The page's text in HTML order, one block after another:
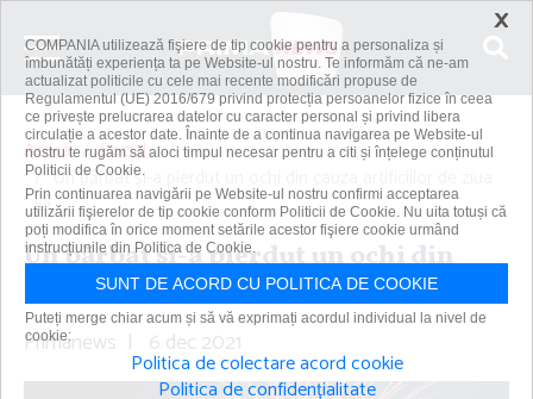
Acasă
Social
Un bărbat şi-a pierdut un ochi din cauza artificiilor de ziua
lui
Un bărbat şi-a pierdut un ochi din
cauza artificiilor de ziua lui
Primanews | 6 dec 2021
×
COMPANIA utilizează fişiere de tip cookie pentru a personaliza și
îmbunătăți experiența ta pe Website-ul nostru. Te informăm că ne-am
actualizat politicile cu cele mai recente modificări propuse de
Regulamentul (UE) 2016/679 privind protecția persoanelor fizice în ceea
ce privește prelucrarea datelor cu caracter personal și privind libera
circulație a acestor date. Înainte de a continua navigarea pe Website-ul
nostru te rugăm să aloci timpul necesar pentru a citi și înțelege conținutul
Politicii de Cookie.
Prin continuarea navigării pe Website-ul nostru confirmi acceptarea
utilizării fişierelor de tip cookie conform Politicii de Cookie. Nu uita totuși că
poți modifica în orice moment setările acestor fişiere cookie urmând
instrucțiunile din Politica de Cookie.
SUNT DE ACORD CU POLITICA DE COOKIE
Puteți merge chiar acum și să vă exprimați acordul individual la nivel de
cookie:
Politica de colectare acord cookie
Politica de confidențialitate